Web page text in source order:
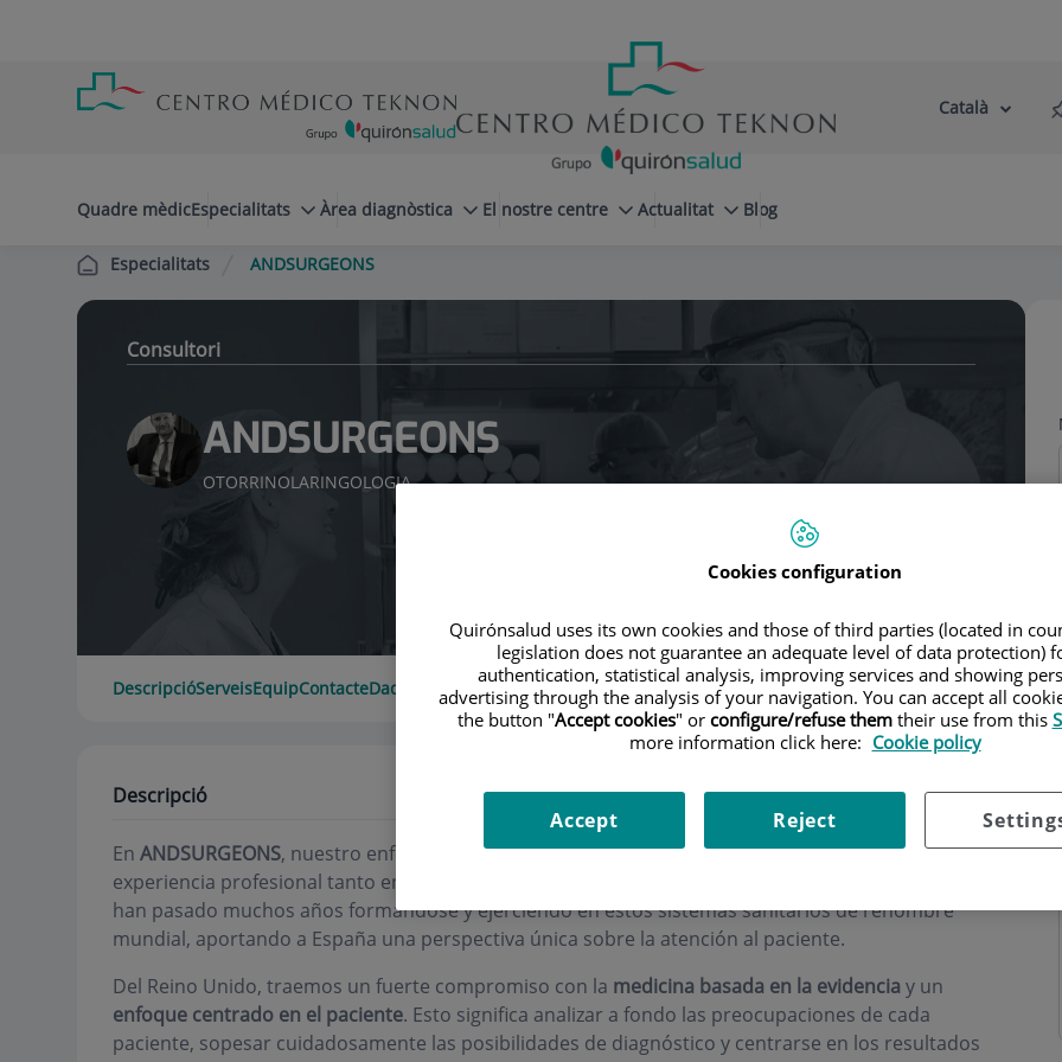
cabecera
Selector
Llenguatge
Català
Quadre mèdicEspecialitats Àrea diagnòstica El nostre centre Actualitat Blog
Especialitats ANDSURGEONS
Consultori
ANDSURGEONS
OTORRINOLARINGOLOGIA
DescripcióServeisEquipContacteDades d'interès
Descripció
En ANDSURGEONS, nuestro enfoque de la medicina y la cirugía está formado por una amplia
experiencia profesional tanto en el Reino Unido como en los Estados Unidos. Nuestros médicos
han pasado muchos años formándose y ejerciendo en estos sistemas sanitarios de renombre
mundial, aportando a España una perspectiva única sobre la atención al paciente.
Del Reino Unido, traemos un fuerte compromiso con la medicina basada en la evidencia y un
enfoque centrado en el paciente. Esto significa analizar a fondo las preocupaciones de cada
paciente, sopesar cuidadosamente las posibilidades de diagnóstico y centrarse en los resultados
Cookies configuration
Quirónsalud uses its own cookies and those of third parties (located in
legislation does not guarantee an adequate level of data protection)
authentication, statistical analysis, improving services and showing
advertising through the analysis of your navigation. You can accept all
the button "Accept cookies" or configure/refuse themtheir use from this
more information click here: Cookie policy
Reject
Accept